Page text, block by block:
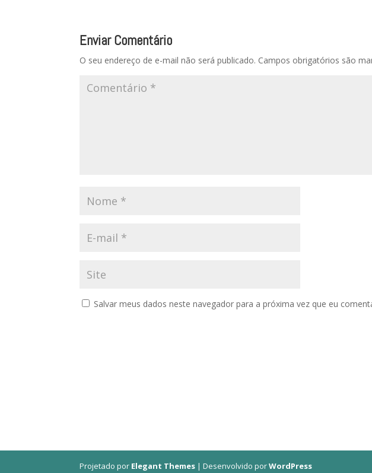
Enviar Comentário
O seu endereço de e-mail não será publicado. Campos obrigatórios são
Salvar meus dados neste navegador para a próxima vez que eu
Projetado por Elegant Themes | Desenvolvido porWordPress